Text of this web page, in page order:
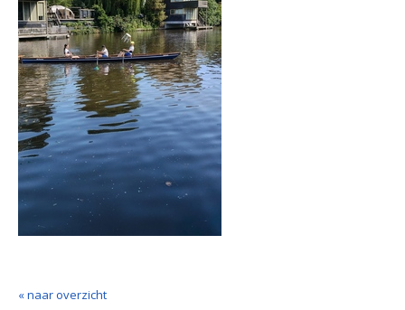
« naar overzicht